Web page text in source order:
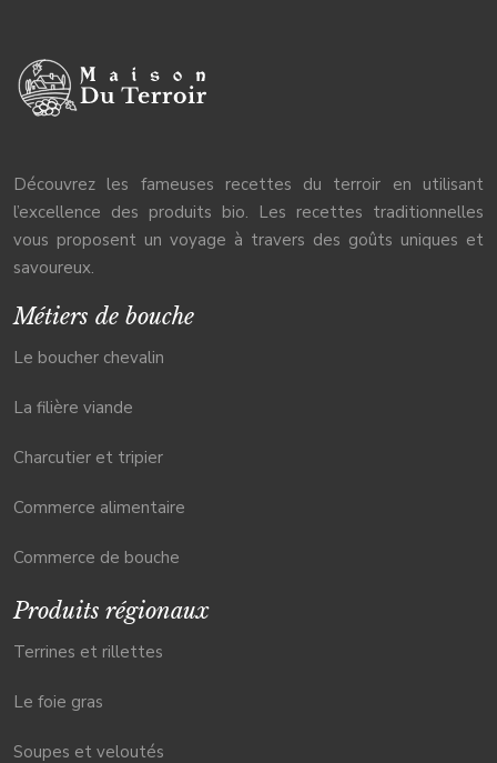
Découvrez les fameuses recettes du terroir en utilisant
l’excellence des produits bio. Les recettes traditionnelles
vous proposent un voyage à travers des goûts uniques et
savoureux.
Métiers de bouche
Le boucher chevalin
La filière viande
Charcutier et tripier
Commerce alimentaire
Commerce de bouche
Produits régionaux
Terrines et rillettes
Le foie gras
Soupes et veloutés